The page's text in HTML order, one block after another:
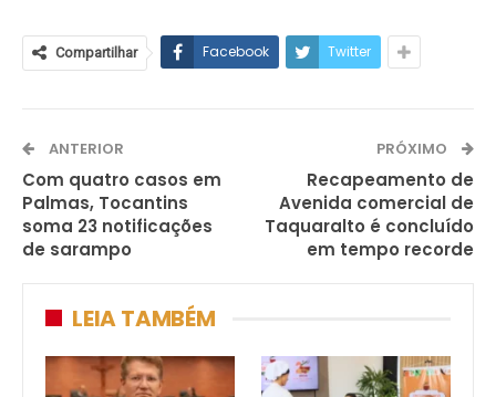
Compartilhar Facebook Twitter
ANTERIOR
Com quatro casos em
Palmas, Tocantins
soma 23 notificações
de sarampo
PRÓXIMO
Recapeamento de
Avenida comercial de
Taquaralto é concluído
em tempo recorde
LEIA TAMBÉM